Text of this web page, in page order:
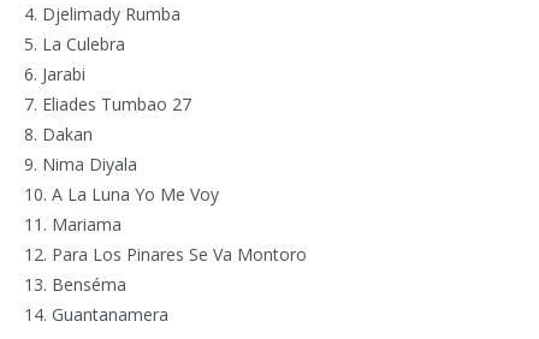
4. Djelimady Rumba
5. La Culebra
6. Jarabi
7. Eliades Tumbao 27
8. Dakan
9. Nima Diyala
10. A La Luna Yo Me Voy
11. Mariama
12. Para Los Pinares Se Va Montoro
13. Benséma
14. Guantanamera